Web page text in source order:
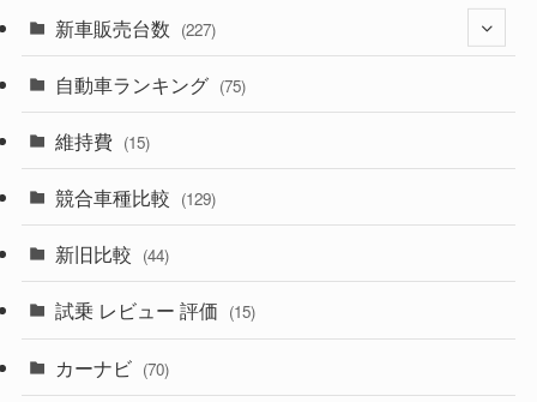
(357)
(328)
(194)
(230)
(253)
(242)
(85)
(84)
(14)
(222)
(50)
(58)
(28)
(8)
(3)
(3)
(1)
新車販売台数 (227)
(21)
(5)
(7)
(5)
自動車ランキング (75)
維持費 (15)
競合車種比較 (129)
新旧比較 (44)
試乗 レビュー 評価 (15)
カーナビ (70)